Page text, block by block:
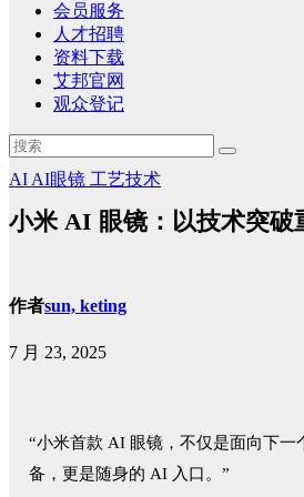
会员服务
人才招聘
资料下载
艾邦官网
观众登记
AI AI眼镜 工艺技术
小米 AI 眼镜：以技术突破
作者sun, keting
7 月 23, 2025
“小米首款 AI 眼镜，不仅是面向下一
备，更是随身的 AI 入口。”